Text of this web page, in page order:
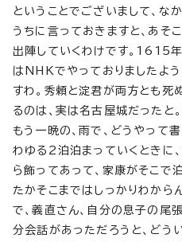
ということでございまして、な
うちに言っておきますと、あそ
出陣していくわけです。1615
はNHKでやっておりましたよう
すわ。秀頼と淀君が両方とも死
るのは、実は名古屋城だったと
もう一晩の、雨で、どうやって
わゆる2泊泊まっていくときに
ら飾ってあって、家康がそこで
たかそこまではしっかりわから
で、義直さん、自分の息子の尾
分会話があっただろうと、どう